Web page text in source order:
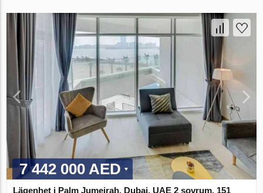
7 442 000 AED
Lägenhet i Palm Jumeirah, Dubai, UAE 2 sovrum, 151